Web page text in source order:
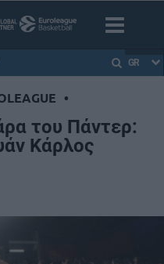
GR
•
του Πάντερ:
Κάρλος